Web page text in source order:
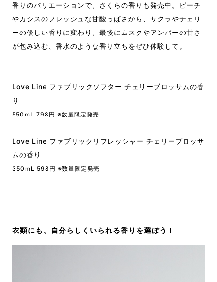
香りのバリエーションで、さくらの香りも発売中。ピーチ
やカシスのフレッシュな甘酸っぱさから、サクラやチェリ
ーの優しい香りに変わり、最後にムスクやアンバーの甘さ
が包み込む、香水のような香り立ちをぜひ体験して。
Love Line ファブリックソフター チェリーブロッサムの香
り
550ｍL 798円 ※数量限定発売
Love Line ファブリックリフレッシャー チェリーブロッサ
ムの香り
350ｍL 598円 ※数量限定発売
衣類にも、自分らしくいられる香りを選ぼう！